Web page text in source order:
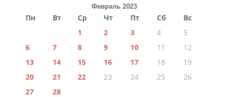
Февраль 2023
Пн Вт Ср Чт Пт Сб
Вс
1
2 3 4
5
6
7 8 9 10 11
12
13
14 15 16 17 18
19
20
21 22 23 24 25
26
27
28